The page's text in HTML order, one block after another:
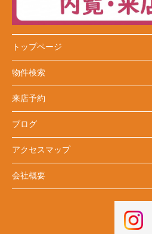
トップページ
物件検索
来店予約
ブログ
アクセスマップ
会社概要